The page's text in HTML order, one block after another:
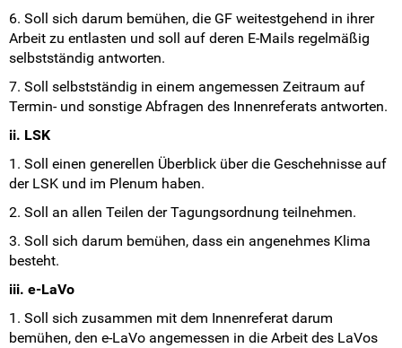
Kontakt
6. Soll sich darum bemühen, die GF weitestgehend in ihrer
Arbeit zu entlasten und soll auf deren E-Mails regelmäßig
selbstständig antworten.
7. Soll selbstständig in einem angemessen Zeitraum auf
Termin- und sonstige Abfragen des Innenreferats antworten.
ii. LSK
1. Soll einen generellen Überblick über die Geschehnisse auf
der LSK und im Plenum haben.
2. Soll an allen Teilen der Tagungsordnung teilnehmen.
3. Soll sich darum bemühen, dass ein angenehmes Klima
besteht.
iii. e-LaVo
1. Soll sich zusammen mit dem Innenreferat darum
bemühen, den e-LaVo angemessen in die Arbeit des LaVos